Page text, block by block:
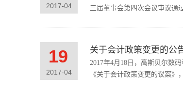
2017-04
三届董事会第四次会议审议通
关于会计政策变更的公
2017-04
19
2017年4月18日，高斯贝尔数
《关于会计政策变更的议案》